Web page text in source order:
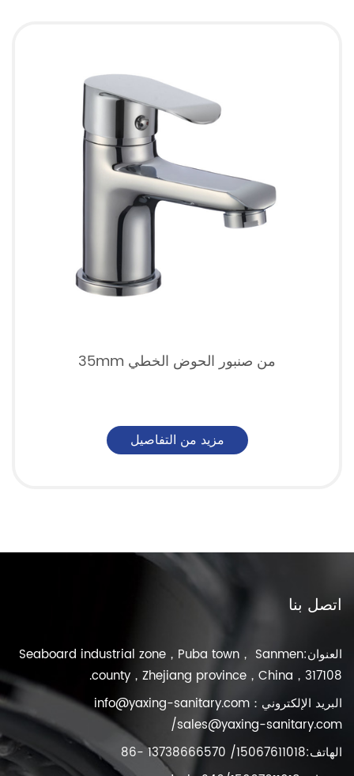
35mm من صنبور الحوض الخطي
مزيد من التفاصيل
اتصل بنا
العنوان:Seaboard industrial zone，Puba town， Sanmen
county，Zhejiang province，China，317108.
البريد الإلكتروني： info@yaxing-sanitary.com
/sales@yaxing-sanitary.com
الهاتف:15067611018/ 13738666570 -86